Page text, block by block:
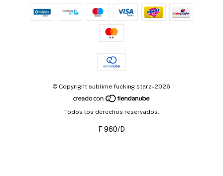
© Copyright sublime fucking starz - 2026
Todos los derechos reservados.
F 960/D